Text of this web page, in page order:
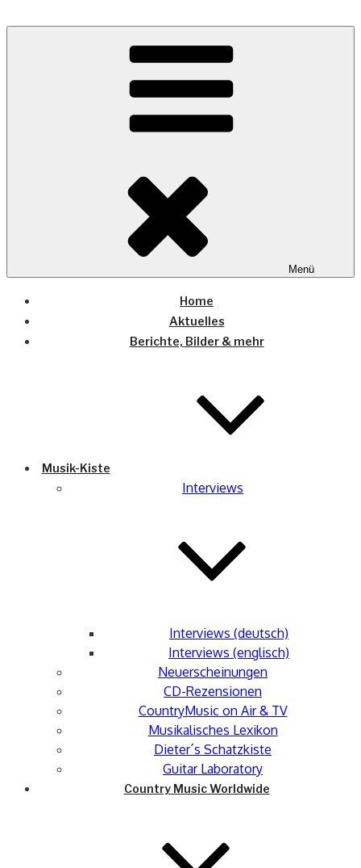
COUNTRYHOME
Wo die (Country-) Musik Zuhause ist
Menü
Home
Aktuelles
Berichte, Bilder & mehr
Musik-Kiste
Interviews
Interviews (deutsch)
Interviews (englisch)
Neuerscheinungen
CD-Rezensionen
CountryMusic on Air & TV
Musikalisches Lexikon
Dieter´s Schatzkiste
Guitar Laboratory
Country Music Worldwide